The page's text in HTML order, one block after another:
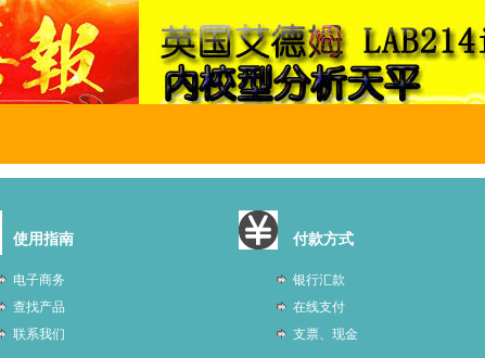
使用指南
电子商务
查找产品
联系我们
付款方式
银行汇款
在线支付
支票、现金